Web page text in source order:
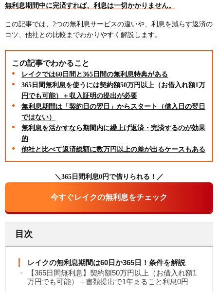
無利息期間中に完済すれば、利息は一切かかりません。
この記事では、2つの無利息サービスの違いや、利息を減らす返済の
コツ、他社との比較までわかりやすく解説します。
この記事でわかること
レイクでは60日間と365日間の無利息特典がある
365日間無利息を使うには契約額50万円以上（お借入れ額1万
円でも可能）＋収入証明の提出が必要
無利息期間は「契約日の翌日」からスタート（借入日の翌日
ではない）
無利息を活かすなら期間内に繰上げ返済・完済するのが効果
的
他社と比べて返済総額に数万円以上の差が出るケースもある
＼365日間利息0円で借りられる！／
今すぐレイクの無利息をチェック
目次
レイクの無利息期間は60日か365日！条件を解説
【365日間無利息】契約額50万円以上（お借入れ額1
万円でも可能）＋書類提出で1年まるごと利息0円